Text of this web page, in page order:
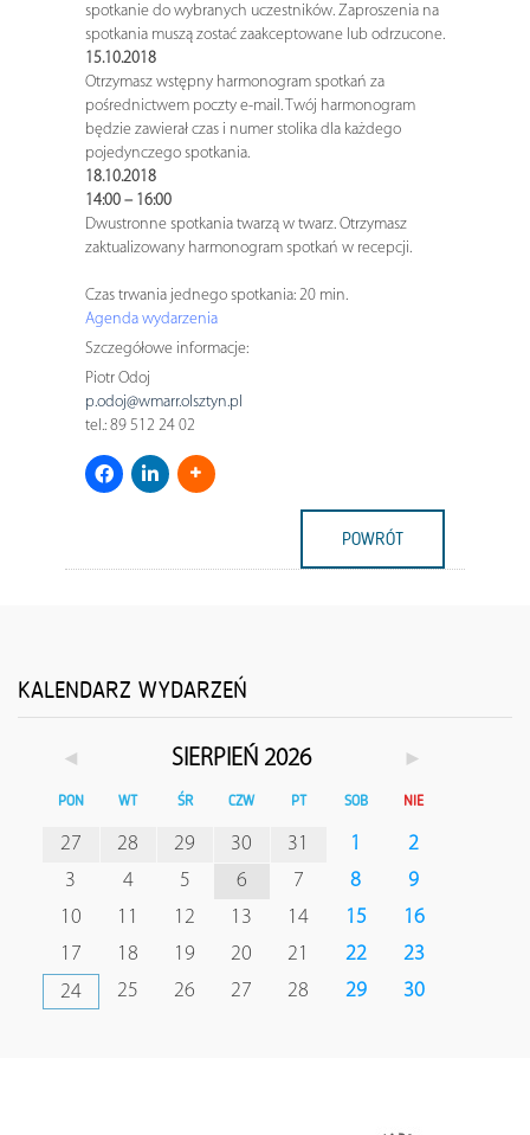
spotkanie do wybranych uczestników. Zaproszenia na
spotkania muszą zostać zaakceptowane lub odrzucone.
15.10.2018
Otrzymasz wstępny harmonogram spotkań za
pośrednictwem poczty e-mail. Twój harmonogram
będzie zawierał czas i numer stolika dla każdego
pojedynczego spotkania.
18.10.2018
14:00 – 16:00
Dwustronne spotkania twarzą w twarz. Otrzymasz
zaktualizowany harmonogram spotkań w recepcji.
Czas trwania jednego spotkania: 20 min.
Agenda wydarzenia
Szczegółowe informacje:
Piotr Odoj
p.odoj@wmarr.olsztyn.pl
tel.: 89 512 24 02
POWRÓT
KALENDARZ WYDARZEŃ
◄ SIERPIEŃ 2026 ►
PON WT ŚR CZW PT SOB NIE
27 28 29 30 31 1
2
3
4 5 6 7 8
9
10
11 12 13 14 15
16
17
18 19 20 21 22
23
24
25 26 27 28 29 30